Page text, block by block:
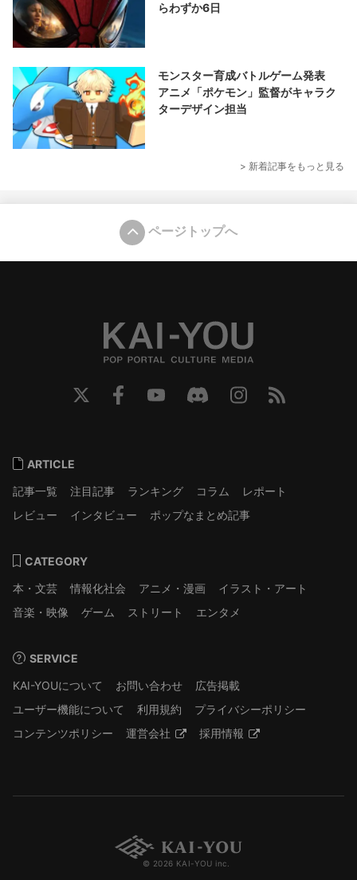
らわずか6日
モンスター育成バトルゲーム発表
アニメ「ポケモン」監督がキャラク
ターデザイン担当
> 新着記事をもっと見る
ページトップへ
ARTICLE
記事一覧
注目記事 ランキング コラム
レポート
レビュー
インタビュー ポップなまとめ記事
CATEGORY
本・文芸
情報化社会 アニメ・漫画
イラスト・アート
音楽・映像
ゲーム ストリート エンタメ
SERVICE
KAI-YOUについて
お問い合わせ
広告掲載
ユーザー機能について
利用規約
プライバシーポリシー
コンテンツポリシー
運営会社 採用情報
© 2026 KAI-YOU inc.